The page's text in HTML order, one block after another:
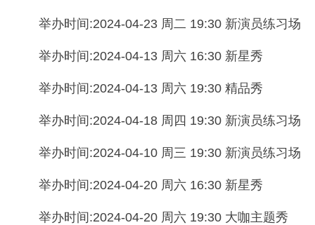
举办时间:2024-04-23 周二 19:30 新演员练习场
举办时间:2024-04-13 周六 16:30 新星秀
举办时间:2024-04-13 周六 19:30 精品秀
举办时间:2024-04-18 周四 19:30 新演员练习场
举办时间:2024-04-10 周三 19:30 新演员练习场
举办时间:2024-04-20 周六 16:30 新星秀
举办时间:2024-04-20 周六 19:30 大咖主题秀